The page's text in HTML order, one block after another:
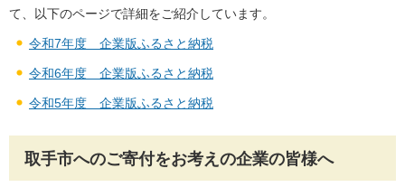
て、以下のページで詳細をご紹介しています。
令和7年度 企業版ふるさと納税
令和6年度 企業版ふるさと納税
令和5年度 企業版ふるさと納税
取手市へのご寄付をお考えの企業の皆様へ